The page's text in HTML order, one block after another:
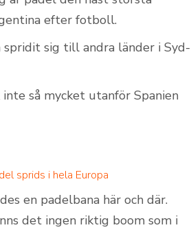
efter fotboll.
spridit sig till andra länder i Syd-
inte så mycket utanför Spanien
sprids i hela Europa
en padelbana här och där.
det ingen riktig boom som i